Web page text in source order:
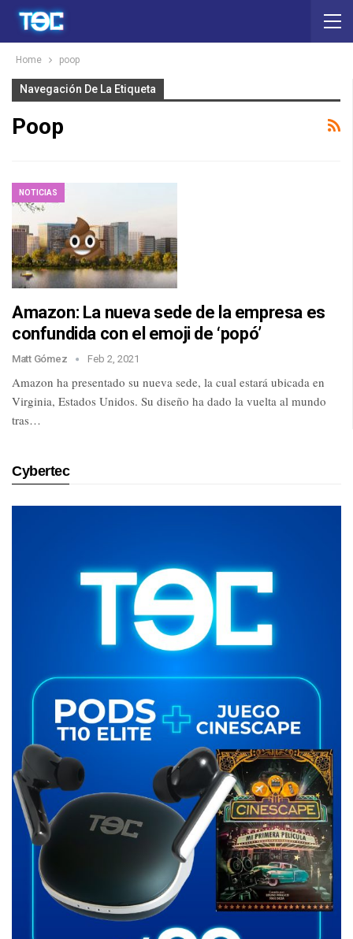
Home poop
Navegación De La Etiqueta
Poop
NOTICIAS
Amazon: La nueva sede de la empresa es
confundida con el emoji de ‘popó’
Matt Gómez Feb 2, 2021
Amazon ha presentado su nueva sede, la cual estará ubicada en
Virginia, Estados Unidos. Su diseño ha dado la vuelta al mundo
tras…
Cybertec